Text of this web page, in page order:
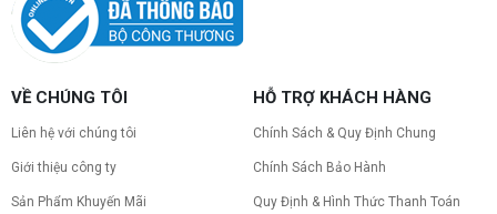
Tình trạng PC gaming nóng quạt kêu to khiến
máy giật lag, giảm tuổi thọ? Tìm hiểu ngay
nguyên nhân và cách khắc phục hiệu quả để máy
CPU AMD Ryzen 7 7700X3D full box mới
CPU AMD Ryzen 7 7700X3D chính thức ra mắt
hiệu năng chơi game vượt trội. Khám phá chi tiết
VỀ CHÚNG TÔI
Liên hệ với chúng tôi
Giới thiệu công ty
Sản Phẩm Khuyến Mãi
HỖ TRỢ KHÁCH HÀNG
Chính Sách & Quy Định Chung
Chính Sách Bảo Hành
Quy Định & Hình Thức Thanh Toán